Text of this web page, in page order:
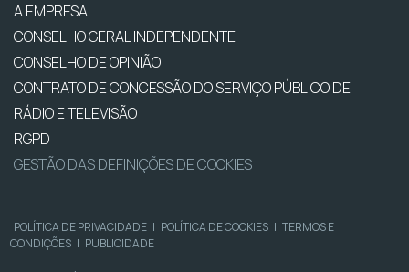
A EMPRESA
CONSELHO GERAL INDEPENDENTE
CONSELHO DE OPINIÃO
CONTRATO DE CONCESSÃO DO SERVIÇO PÚBLICO DE
RÁDIO E TELEVISÃO
RGPD
GESTÃO DAS DEFINIÇÕES DE COOKIES
POLÍTICA DE PRIVACIDADE | POLÍTICA DE COOKIES | TERMOS E
CONDIÇÕES | PUBLICIDADE